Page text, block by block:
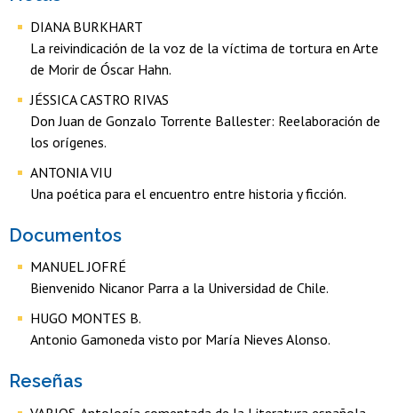
DIANA BURKHART
La reivindicación de la voz de la víctima de tortura en Arte
de Morir de Óscar Hahn.
JÉSSICA CASTRO RIVAS
Don Juan de Gonzalo Torrente Ballester: Reelaboración de
los orígenes.
ANTONIA VIU
Una poética para el encuentro entre historia y ficción.
Documentos
MANUEL JOFRÉ
Bienvenido Nicanor Parra a la Universidad de Chile.
HUGO MONTES B.
Antonio Gamoneda visto por María Nieves Alonso.
Reseñas